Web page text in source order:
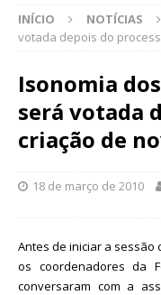
INÍCIO NOTÍCIAS
votada depois do
Isonomia
será votada
criação de
18 de março de 2010
Antes de iniciar a sessão
os coordenadores da
conversaram com a